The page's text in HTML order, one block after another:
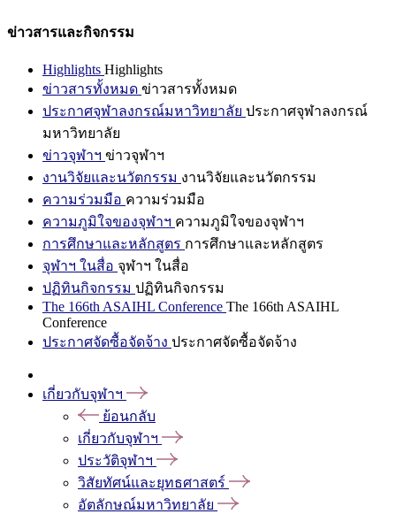
ข่าวสารและกิจกรรม
Highlights Highlights
ข่าวสารทั้งหมด ข่าวสารทั้งหมด
ประกาศจุฬาลงกรณ์มหาวิทยาลัย ประกาศจุฬาลงกรณ์
มหาวิทยาลัย
ข่าวจุฬาฯ ข่าวจุฬาฯ
งานวิจัยและนวัตกรรม งานวิจัยและนวัตกรรม
ความร่วมมือ ความร่วมมือ
ความภูมิใจของจุฬาฯ ความภูมิใจของจุฬาฯ
การศึกษาและหลักสูตร การศึกษาและหลักสูตร
จุฬาฯ ในสื่อ จุฬาฯ ในสื่อ
ปฏิทินกิจกรรม ปฏิทินกิจกรรม
The 166th ASAIHL Conference The 166th ASAIHL
Conference
ประกาศจัดซื้อจัดจ้าง ประกาศจัดซื้อจัดจ้าง
เกี่ยวกับจุฬาฯ
ย้อนกลับ
เกี่ยวกับจุฬาฯ
ประวัติจุฬาฯ
วิสัยทัศน์และยุทธศาสตร์
อัตลักษณ์มหาวิทยาลัย